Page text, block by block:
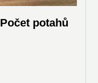
Počet potahů